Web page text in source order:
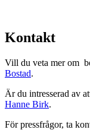
Kontakt
Vill du veta mer om
Bostad.
Är du intresserad av
Hanne Birk.
För pressfrågor, ta